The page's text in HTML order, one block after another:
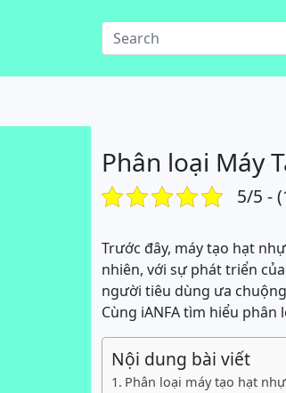
Phân loại Máy
5/5 -
Trước đây, máy tạo hạt
nhiên, với sự phát triển
người tiêu dùng ưa
Cùng iANFA tìm hiểu
Nội dung bài viết
Phân loại máy tạo hạt